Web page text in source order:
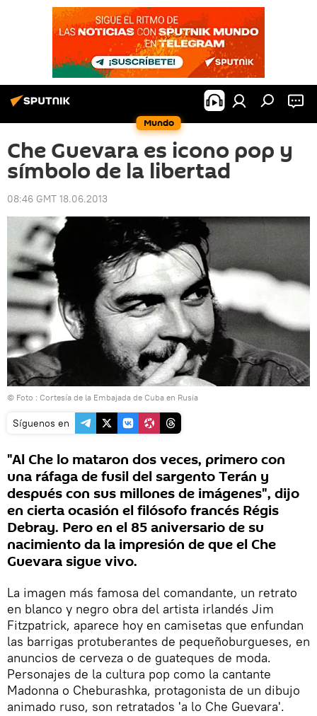
Mundo
Che Guevara es icono pop y
símbolo de la libertad
08:46 GMT 18.06.2013
© Foto : Cortesía de la Embajada de Cuba en Rusia
Síguenos en
"Al Che lo mataron dos veces, primero con
una ráfaga de fusil del sargento Terán y
después con sus millones de imágenes", dijo
en cierta ocasión el filósofo francés Régis
Debray. Pero en el 85 aniversario de su
nacimiento da la impresión de que el Che
Guevara sigue vivo.
La imagen más famosa del comandante, un retrato
en blanco y negro obra del artista irlandés Jim
Fitzpatrick, aparece hoy en camisetas que enfundan
las barrigas protuberantes de pequeñoburgueses, en
anuncios de cerveza o de guateques de moda.
Personajes de la cultura pop como la cantante
Madonna o Cheburashka, protagonista de un dibujo
animado ruso, son retratados 'a lo Che Guevara'.